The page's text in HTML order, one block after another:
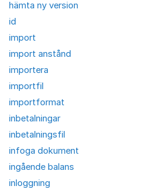
hämta ny version
id
import
import anstånd
importera
importfil
importformat
inbetalningar
inbetalningsfil
infoga dokument
ingående balans
inloggning